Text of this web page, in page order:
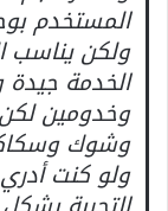
المستخدم
ولكن يناسب
الخدمة جيدة
وخدومين
وشوك
ولو كنت